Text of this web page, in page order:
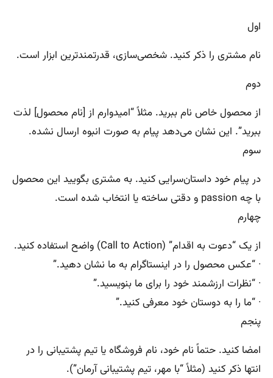
اول
نام مشتری را ذکر کنید. شخصی‌سازی، قدرتمندترین ابزار است.
دوم
از محصول خاص نام ببرید. مثلاً “امیدوارم از [نام محصول] لذت
ببرید”. این نشان می‌دهد پیام به صورت انبوه ارسال نشده.
سوم
در پیام خود داستان‌سرایی کنید. به مشتری بگویید این محصول
با چه passion و دقتی ساخته یا انتخاب شده است.
چهارم
از یک “دعوت به اقدام” (Call to Action) واضح استفاده کنید.
· “عکس محصول را در اینستاگرام به ما نشان دهید.”
· “نظرات ارزشمند خود را برای ما بنویسید.”
· “ما را به دوستان خود معرفی کنید.”
پنجم
امضا کنید. حتماً نام خود، نام فروشگاه یا تیم پشتیبانی را در
انتها ذکر کنید (مثلاً “با مهر، تیم پشتیبانی آرمان”).